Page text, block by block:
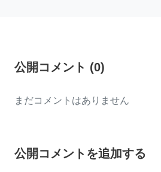
公開コメント (0)
まだコメントはありません
公開コメントを追加する